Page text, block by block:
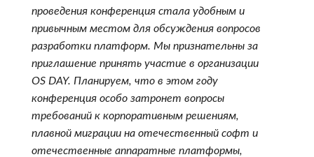
проведения конференция стала удобным и
привычным местом для обсуждения вопросов
разработки платформ. Мы признательны за
приглашение принять участие в организации
OS DAY. Планируем, что в этом году
конференция особо затронет вопросы
требований к корпоративным решениям,
плавной миграции на отечественный софт и
отечественные аппаратные платформы,